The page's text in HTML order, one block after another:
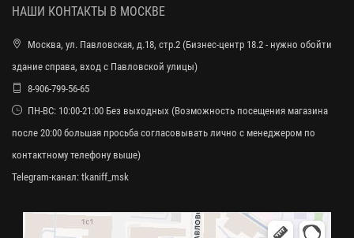
НАШИ КОНТАКТЫ В МОСКВЕ
Москва, ул. Павловская, д.18, стр.2 (Бизнес-центр 18.2 - нужно обойти
здание справа, вход с Павловской улицы)
8-906-799-56-65
ПН-ВС: 10:00-21:00 Без выходных (Возможность посещения магазина
после 20:00 большая просьба согласовывать лично с менеджером по
контактному телефону выше)
Telegram-канал: tkaniff_msk